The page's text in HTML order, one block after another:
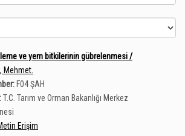
ve yem bitkilerinin gübrelenmesi /
Mehmet.
F04 ŞAH
T.C. Tarım ve Orman Bakanlığı Merkez
Erişim